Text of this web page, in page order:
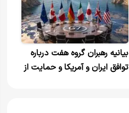
بیانیه رهبران گروه هفت درباره
توافق ایران و آمریکا و حمایت از